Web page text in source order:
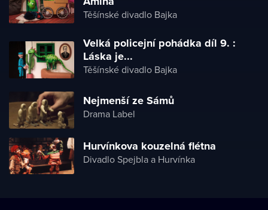
Těšínské divadlo Bajka
Velká policejní pohádka díl 9. :
Láska je...
Těšínské divadlo Bajka
Nejmenší ze Sámů
Drama Label
Hurvínkova kouzelná flétna
Divadlo Spejbla a Hurvínka